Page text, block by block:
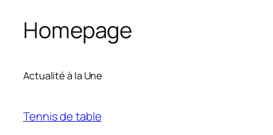
Homepage
Actualité à la Une
Tennis de table